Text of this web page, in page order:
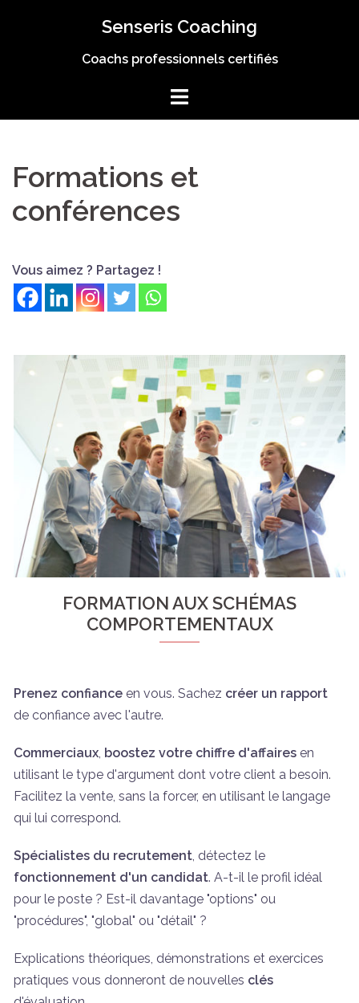
Senseris Coaching
Coachs professionnels certifiés
Formations et
conférences
Vous aimez ? Partagez !
FORMATION AUX SCHÉMAS
COMPORTEMENTAUX
Prenez confiance en vous. Sachez créer un rapport
de confiance avec l'autre.
Commerciaux, boostez votre chiffre d'affaires en
utilisant le type d'argument dont votre client a besoin.
Facilitez la vente, sans la forcer, en utilisant le langage
qui lui correspond.
Spécialistes du recrutement, détectez le
fonctionnement d'un candidat. A-t-il le profil idéal
pour le poste ? Est-il davantage "options" ou
"procédures", "global" ou "détail" ?
Explications théoriques, démonstrations et exercices
pratiques vous donneront de nouvelles clés